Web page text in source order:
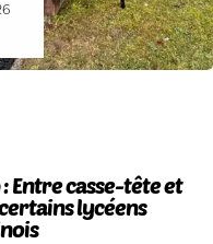
Entre casse-tête et
lycéens